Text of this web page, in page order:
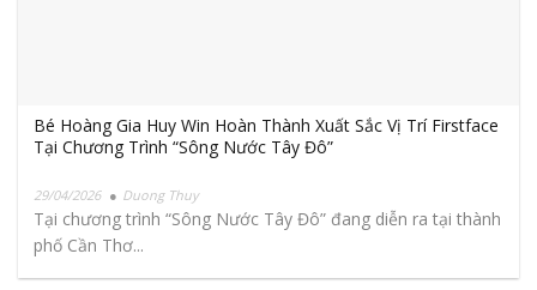
Bé Hoàng Gia Huy Win Hoàn Thành Xuất Sắc Vị Trí Firstface
Tại Chương Trình “Sông Nước Tây Đô”
29/04/2026 Duong Thuy
Tại chương trình “Sông Nước Tây Đô” đang diễn ra tại thành
phố Cần Thơ...